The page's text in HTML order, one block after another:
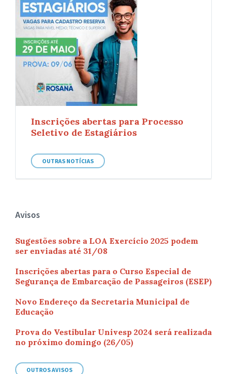
Inscrições abertas para Processo
Seletivo de Estagiários
OUTRAS NOTÍCIAS
Avisos
Sugestões sobre a LOA Exercício 2025 podem
ser enviadas até 31/08
Inscrições abertas para o Curso Especial de
Segurança de Embarcação de Passageiros (ESEP)
Novo Endereço da Secretaria Municipal de
Educação
Prova do Vestibular Univesp 2024 será realizada
no próximo domingo (26/05)
OUTROS AVISOS